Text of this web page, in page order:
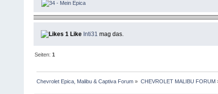
1 Like Inti31 mag das.
Seiten:1
Chevrolet Epica, Malibu & Captiva Forum » CHEVROLET MALIBU FORUM